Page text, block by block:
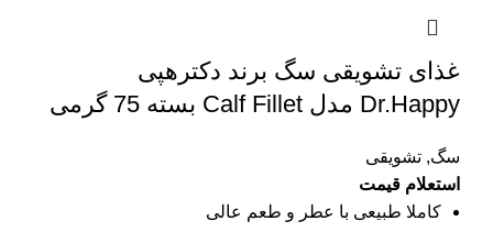
غذای تشویقی سگ برند دکترهپی
Dr.Happy مدل Calf Fillet بسته 75 گرمی
سگ, تشویقی
استعلام قیمت
کاملا طبیعی با عطر و طعم عالی